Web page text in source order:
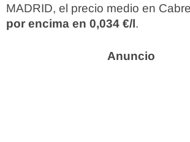
MADRID, el precio medio en
por encima en 0,034 €/l.